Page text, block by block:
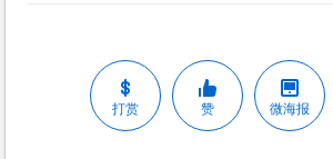
打赏 赞 微海报